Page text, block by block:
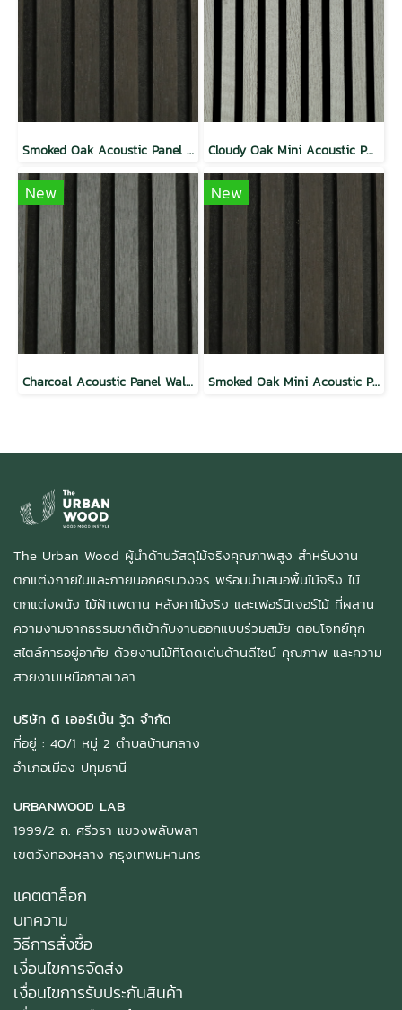
Smoked Oak Acoustic Panel Slat Wall Natural Wood Cloudy Oak Mini Acoustic Panel Slat Wall
New
Charcoal Acoustic Panel Wall Natural Wood
New
Smoked Oak Mini Acoustic Panel Wall Natural Wood
The Urban Wood ผู้นำด้านวัสดุไม้จริงคุณภาพสูง สำหรับงาน
ตกแต่งภายในและภายนอกครบวงจร พร้อมนำเสนอพื้นไม้จริง ไม้
ตกแต่งผนัง ไม้ฝ้าเพดาน หลังคาไม้จริง และเฟอร์นิเจอร์ไม้ ที่ผสาน
ความงามจากธรรมชาติเข้ากับงานออกแบบร่วมสมัย ตอบโจทย์ทุก
สไตล์การอยู่อาศัย ด้วยงานไม้ที่โดดเด่นด้านดีไซน์ คุณภาพ และความ
สวยงามเหนือกาลเวลา
บริษัท ดิ เออร์เบิ้น วู้ด จำกัด
ที่อยู่ : 40/1 หมู่ 2 ตำบลบ้านกลาง
อำเภอเมือง ปทุมธานี
URBANWOOD LAB
1999/2 ถ. ศรีวรา แขวงพลับพลา
เขตวังทองหลาง กรุงเทพมหานคร
แคตตาล็อก
บทความ
วิธีการสั่งซื้อ
เงื่อนไขการจัดส่ง
เงื่อนไขการรับประกันสินค้า